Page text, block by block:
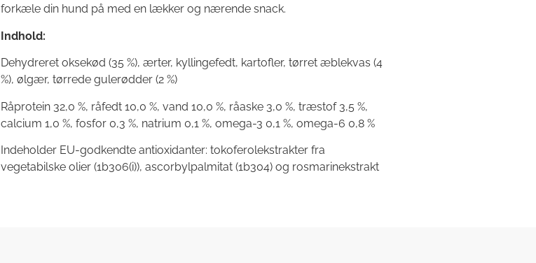
forkæle din hund på med en lækker og nærende snack.
Indhold:
Dehydreret oksekød (35 %), ærter, kyllingefedt, kartofler, tørret æblekvas (4
%), ølgær, tørrede gulerødder (2 %)
Råprotein 32,0 %, råfedt 10,0 %, vand 10,0 %, råaske 3,0 %, træstof 3,5 %,
calcium 1,0 %, fosfor 0,3 %, natrium 0,1 %, omega-3 0,1 %, omega-6 0,8 %
Indeholder EU-godkendte antioxidanter: tokoferolekstrakter fra
vegetabilske olier (1b306(i)), ascorbylpalmitat (1b304) og rosmarinekstrakt